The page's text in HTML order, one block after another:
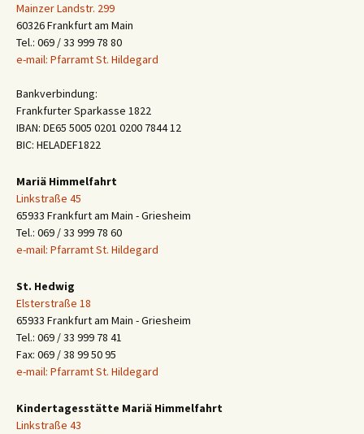
Mainzer Landstr. 299
60326 Frankfurt am Main
Tel.: 069 / 33 999 78 80
e-mail: Pfarramt St. Hildegard
Bankverbindung:
Frankfurter Sparkasse 1822
IBAN: DE65 5005 0201 0200 7844 12
BIC: HELADEF1822
Mariä Himmelfahrt
Linkstraße 45
65933 Frankfurt am Main - Griesheim
Tel.: 069 / 33 999 78 60
e-mail: Pfarramt St. Hildegard
St. Hedwig
Elsterstraße 18
65933 Frankfurt am Main - Griesheim
Tel.: 069 / 33 999 78 41
Fax: 069 / 38 99 50 95
e-mail: Pfarramt St. Hildegard
Kindertagesstätte Mariä Himmelfahrt
Linkstraße 43